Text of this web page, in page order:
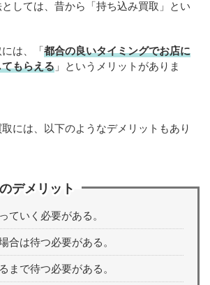
しては、昔から「持ち込み買取」とい
は、「都合の良いタイミングでお店に
もらえる 」というメリットがありま
には、以下のようなデメリットもあり
デメリット
ていく必要がある。
合は待つ必要がある。
まで待つ必要がある。